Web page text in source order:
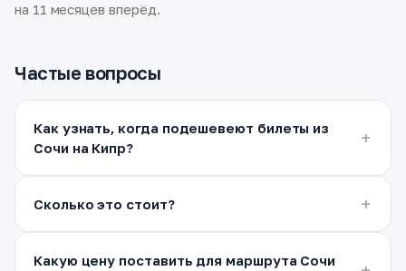
на 11 месяцев вперёд.
Частые вопросы
Как узнать, когда подешевеют билеты из
Сочи на Кипр?
Сколько это стоит?
Какую цену поставить для маршрута Сочи